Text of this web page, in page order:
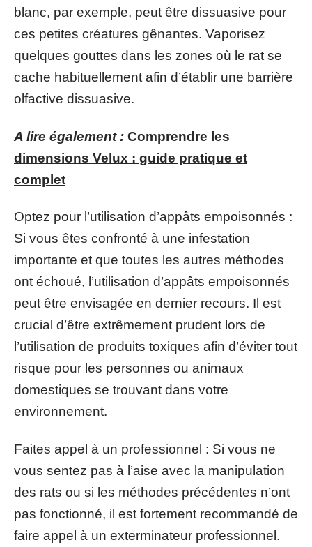
blanc, par exemple, peut être dissuasive pour
ces petites créatures gênantes. Vaporisez
quelques gouttes dans les zones où le rat se
cache habituellement afin d’établir une barrière
olfactive dissuasive.
A lire également : Comprendre les
dimensions Velux : guide pratique et
complet
Optez pour l’utilisation d’appâts empoisonnés :
Si vous êtes confronté à une infestation
importante et que toutes les autres méthodes
ont échoué, l’utilisation d’appâts empoisonnés
peut être envisagée en dernier recours. Il est
crucial d’être extrêmement prudent lors de
l’utilisation de produits toxiques afin d’éviter tout
risque pour les personnes ou animaux
domestiques se trouvant dans votre
environnement.
Faites appel à un professionnel : Si vous ne
vous sentez pas à l’aise avec la manipulation
des rats ou si les méthodes précédentes n’ont
pas fonctionné, il est fortement recommandé de
faire appel à un exterminateur professionnel.